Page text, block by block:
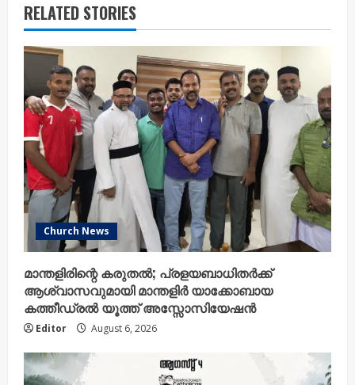
RELATED STORIES
Church News
മാന്തളിരിന്റെ കരുതൽ; പ്രളയബാധിതർക്ക്
ആശ്വാസവുമായി മാന്തളിർ യാക്കോബായ
കത്തീഡ്രൽ യൂത്ത് അസ്സോസിയേഷൻ
Editor August 6, 2026